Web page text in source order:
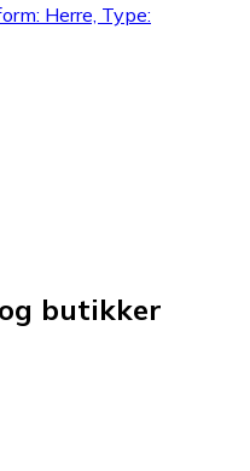
Herre, Type:
butikker